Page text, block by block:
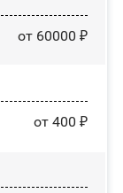
от 60000 ₽
от 400 ₽